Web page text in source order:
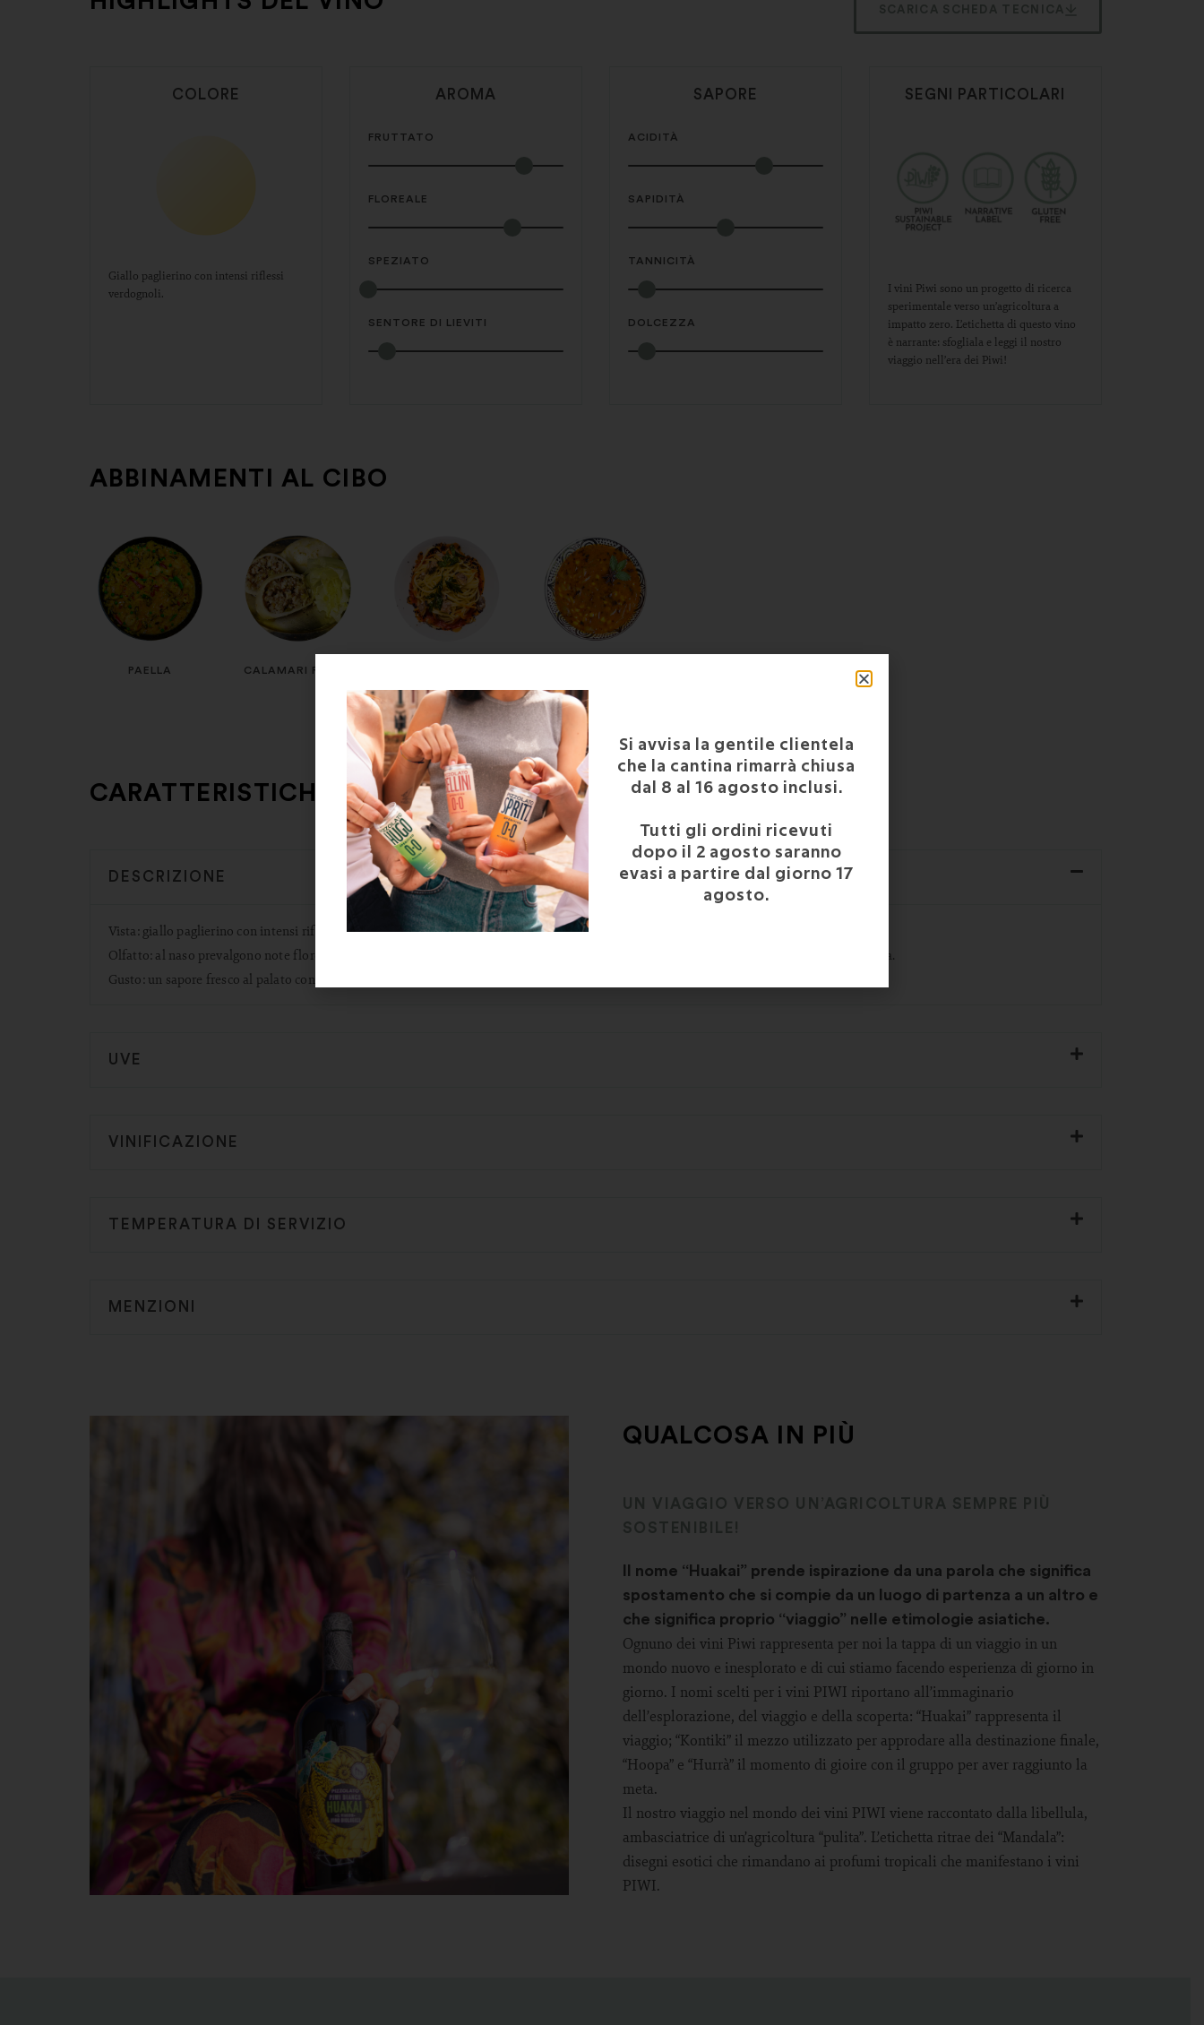
COLORE
Giallo paglierino con intensi riflessi
verdognoli.
AROMA
FRUTTATO
FLOREALE
SPEZIATO
SENTORE DI LIEVITI
SAPORE
ACIDITÀ
SAPIDITÀ
TANNICITÀ
DOLCEZZA
SEGNI PARTICOLARI
I vini Piwi sono un progetto di ricerca
sperimentale verso un’agricoltura a
impatto zero. L’etichetta di questo vino
è narrante: sfogliala e leggi il nostro
viaggio nell’era dei Piwi!
ABBINAMENTI AL CIBO
PAELLA CALAMARI RIPIENI
FRUTTI DI MARE
CECI -> VAI ALLA
RICETTA
CARATTERISTICHE VINO
DESCRIZIONE
Vista: giallo paglierino con intensi riflessi verdognoli.
Olfatto: al naso prevalgono note floreali con lievi punte balsamiche e aromatiche. Leggeri sentori di mela, pesca, albicocca matura e vaniglia.
Gusto: un sapore fresco al palato con un’equilibrata acidità. Vino elegante.
UVE
VINIFICAZIONE
TEMPERATURA DI SERVIZIO
MENZIONI
QUALCOSA IN PIÙ
Il nome “Huakai” prende ispirazione da una parola che significa
spostamento che si compie da un luogo di partenza a un altro e
che significa proprio “viaggio” nelle etimologie asiatiche.
Ognuno dei vini Piwi rappresenta per noi la tappa di un viaggio in un
mondo nuovo e inesplorato e di cui stiamo facendo esperienza di giorno in
giorno. I nomi scelti per i vini PIWI riportano all’immaginario
dell’esplorazione, del viaggio e della scoperta: “Huakai” rappresenta il
viaggio; “Kontiki” il mezzo utilizzato per approdare alla destinazione finale,
“Hoopa” e “Hurrà” il momento di gioire con il gruppo per aver raggiunto la
meta.
Il nostro viaggio nel mondo dei vini PIWI viene raccontato dalla libellula,
ambasciatrice di un’agricoltura “pulita”. L’etichetta ritrae dei “Mandala”:
disegni esotici che rimandano ai profumi tropicali che manifestano i vini
PIWI.
Si avvisa la gentile clientela
che la cantina rimarrà chiusa
dal 8 al 16 agosto inclusi.
Tutti gli ordini ricevuti
dopo il 2 agosto saranno
evasi a partire dal giorno 17
agosto.